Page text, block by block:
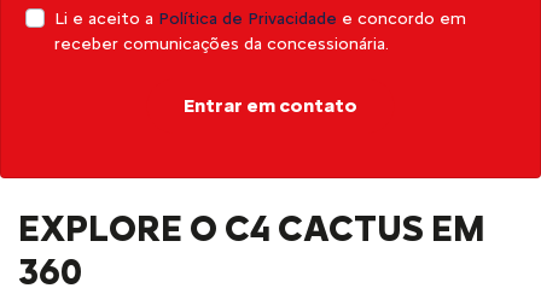
Li e aceito a Política de Privacidade e concordo em
receber comunicações da concessionária.
Entrar em contato
EXPLORE O C4 CACTUS EM
360